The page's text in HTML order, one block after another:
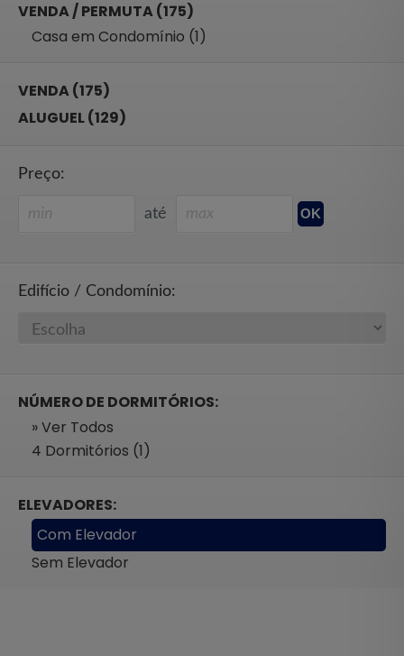
VENDA / PERMUTA (175)
Casa em Condomínio (1)
VENDA (175)
ALUGUEL (129)
Preço:
até
Edifício / Condomínio:
NÚMERO DE DORMITÓRIOS:
» Ver Todos
4 Dormitórios (1)
ELEVADORES:
Com Elevador
Sem Elevador